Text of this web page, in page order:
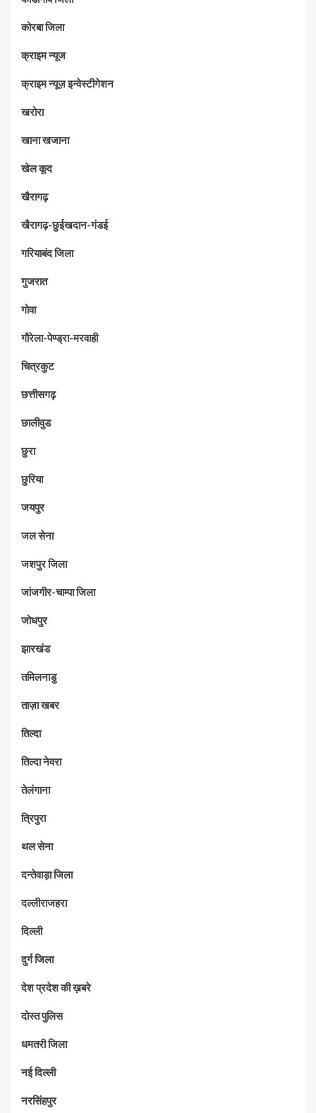
कोरबा जिला
क्राइम न्यूज
क्राइम न्यूज़ इन्वेस्टीगेशन
खरोरा
खाना खजाना
खेल कूद
खैरागढ़
खैरागढ़-छुईखदान-गंडई
गरियाबंद जिला
गुजरात
गोवा
गौरेला-पेण्ड्रा-मरवाही
चित्रकुट
छत्तीसगढ़
छालीवुड
छुरा
छुरिया
जयपुर
जल सेना
जशपुर जिला
जांजगीर-चाम्पा जिला
जोधपुर
झारखंड
तमिलनाडु
ताज़ा खबर
तिल्दा
तिल्दा नेवरा
तेलंगाना
त्रिपुरा
थल सेना
दन्तेवाड़ा जिला
दल्लीराजहरा
दिल्ली
दुर्ग जिला
देश प्रदेश की ख़बरे
दोस्त पुलिस
धमतरी जिला
नई दिल्ली
नरसिंहपुर